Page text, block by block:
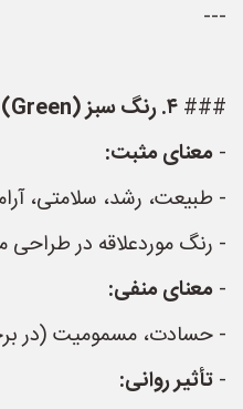
---
### ۴. رنگ سبز (Green)
- معنای مثبت:
- طبیعت، رشد، سلامتی،
- رنگ موردعلاقه در
- معنای منفی:
- حسادت، مسمومیت (در
- تأثیر روانی: